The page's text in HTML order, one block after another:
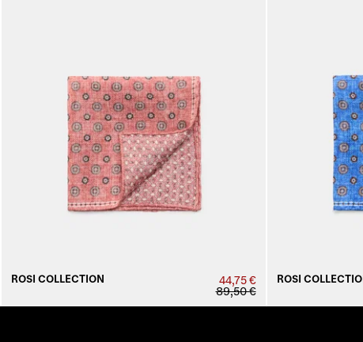
ROSI COLLECTION
44,75 €
89,50 €
ROSI